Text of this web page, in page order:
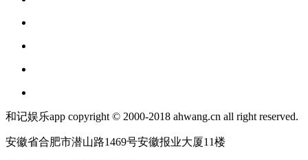
和记娱乐app copyright © 2000-2018 ahwang.cn all right reserved.
安徽省合肥市潜山路1469号安徽报业大厦11楼